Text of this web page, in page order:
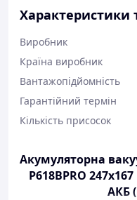
Характеристики
Виробник
Країна виробник
Вантажопідйомність
Гарантійний термін
Кількість присосок
Акумуляторна
P618BPRO
АКБ